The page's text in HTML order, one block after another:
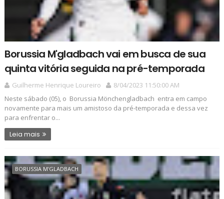
Borussia M'gladbach vai em busca de sua
quinta vitória seguida na pré-temporada
Guilherme Henrique Loureiro
8/04/2023 11:50:00 AM
Neste sábado (05), o Borussia Mönchengladbach entra em campo
novamente para mais um amistoso da pré-temporada e dessa vez
para enfrentar o...
Leia mais
BORUSSIA M'GLADBACH